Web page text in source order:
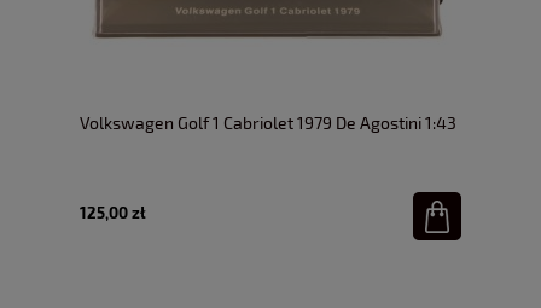
Volkswagen Golf 1 Cabriolet 1979 De Agostini 1:43
125,00 zł